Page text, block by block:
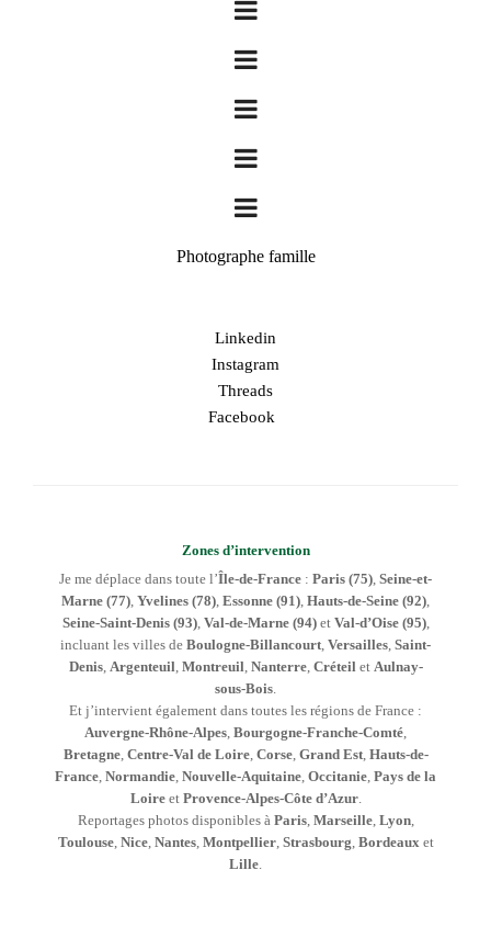
Photographe famille
Linkedin
Instagram
Threads
Facebook
Zones d’intervention
Je me déplace dans toute l’Île-de-France : Paris (75) Seine-et-
Marne (77) Yvelines (78) Essonne (91) Hauts-de-Seine (92)
Seine-Saint-Denis (93), Val-de-Marne (94)et Val-d’Oise (95),
incluant les villes de Boulogne-Billancourt Versailles Saint-
Denis, Argenteuil Montreuil Nanterre, Créteil et Aulnay-
sous-Bois
Et j’intervient également dans toutes les régions de France :
Auvergne-Rhône-Alpes Bourgogne-Franche-Comté
Bretagne, Centre-Val de Loire, Corse, Grand Est, Hauts-de-
France Normandie Nouvelle-Aquitaine Occitanie Pays de la
Loireet Provence-Alpes-Côte d’Azur.
Reportages photos disponibles à Paris, Marseille, Lyon,
Toulouse, Nice, Nantes, Montpellier, Strasbourg Bordeaux et
Lille